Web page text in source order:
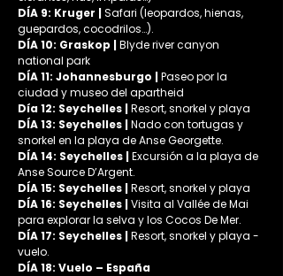
DÍA 9: Kruger | Safari (leopardos, hienas,
guepardos, cocodrilos…).
DÍA 10: Graskop | Blyde river canyon
national park
DÍA 11: Johannesburgo | Paseo por la
ciudad y museo del apartheid
Día 12: Seychelles | Resort, snorkel y playa
DÍA 13: Seychelles | Nado con tortugas y
snorkel en la playa de Anse Georgette.
DÍA 14: Seychelles | Excursión a la playa de
Anse Source D’Argent.
DÍA 15: Seychelles | Resort, snorkel y playa
DÍA 16: Seychelles | Visita al Vallée de Mai
para explorar la selva y los Cocos De Mer.
DÍA 17: Seychelles | Resort, snorkel y playa -
vuelo.
DÍA 18: Vuelo – España